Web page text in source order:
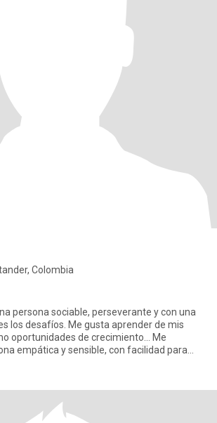
Colombia
persona sociable, perseverante y con una
los desafíos. Me gusta aprender de mis
oportunidades de crecimiento... Me
empática y sensible, con facilidad para